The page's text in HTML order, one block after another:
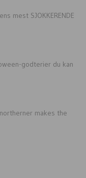
mest SJOKKERENDE
godterier du kan
makes the